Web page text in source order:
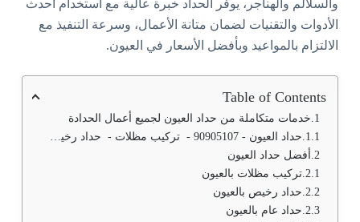
والسلالم والهناجر، يوفر الحداد خبرة عالية مع استخدام أحدث
الأدوات والتقنيات لضمان متانة الأعمال، وسرعة التنفيذ مع
الالتزام بالمواعيد وبأفضل الأسعار في العيون.
Table of Contents
خدمات متكاملة من حداد العيون لجميع أعمال الحدادة
حداد العيون - 90905107 - تركيب مظلات - حداد رخيص - حداد عام
أفضل حداد العيون
تركيب مظلات بالعيون
حداد رخيص بالعيون
حداد عام بالعيون